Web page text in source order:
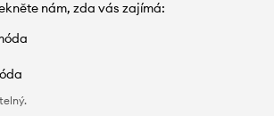
nám, zda vás zajímá: